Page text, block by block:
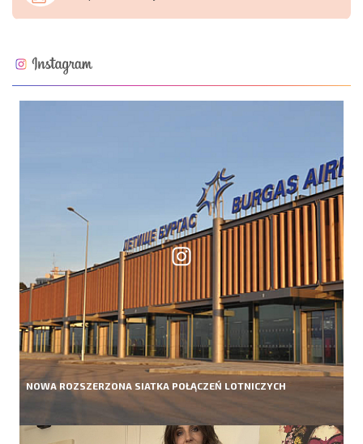
NOWA ROZSZERZONA SIATKA POŁĄCZEŃ LOTNICZYCH